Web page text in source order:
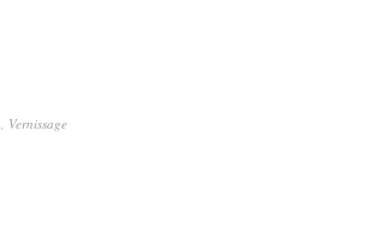
, Vernissage